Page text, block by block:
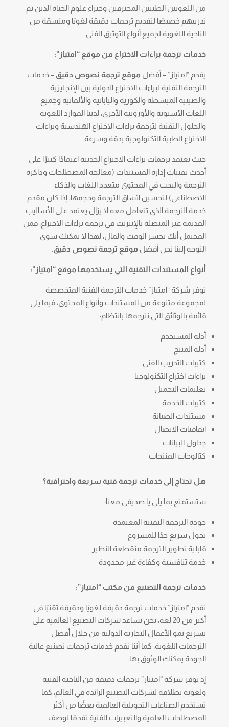
من اللغويين الطبيين المحترفين وخبراء علوم الحياة الذين تم
تدريبهم خصيصًا لتقديم ترجمات دقيقة لغويًا ومتسقة من
الناحية اللغوية لجميع أنواع التوثيق الفني.
خدمات ترجمة براءات الاختراع من موقع “امتياز”:
يقدم “امتياز” – أفضل موقع ترجمة نصوص دقيق – خدمات
الترجمة التقنية لبراءات الاختراع الدولية بين الإنجليزية
والصينية المبسطة والكورية واليابانية والألمانية وجميع
اللغات الآسيوية والأوروبية الأخرى، لدينا الموارد اللغوية
والحلول التقنية لترجمة براءات الاختراع الهندسية وبراءات
الاختراع الطبية التكنولوجية بدقة وسرعة.
حيث تعتمد ترجمات براءات الاختراع الحديثة اعتمادًا كبيرًا على
أحدث تقنيات إدارة المستندات (معالجة المصطلحات وذاكرة
الترجمة والبحث في المحتوى متعدد اللغات والذكاء
الاصطناعي) لتحسين اتساق الترجمة وحجمها، إذا كان مقدم
خدمة الترجمة الذي تتعامل معه لا يزال يعتمد على الأساليب
القديمة غير المتصلة بالإنترنت في ترجمة براءات الاختراع، فمن
المحتمل أنك تخسر الوقت والمال، لهذا لا يمكنك سوى
التوجه إلينا نحن أفضل موقع ترجمة نصوص دقيق.
أنواع المستندات التقنية التي يستخدمها موقع “امتياز”:
توفر شركة “امتياز” خدمات الترجمة الفنية المتخصصة
لمجموعة متنوعة من المستندات وأنواع المحتوى، فيما يلي
قائمة بالوثائق التي نترجمها بانتظام:
أدلة المستخدم
أدلة المنتج
كتيبات التدريب الفني
براءات اختراع التكنولوجيا
تعليمات التحميل
كتيبات الخدمة
مستندات الصيانة
اتفاقيات الاتصال
جداول البيانات
كتالوجات المنتجات
هل تحتاج إلى خدمات ترجمة فنية سريعة واحترافية؟
ستستمتع بما يلي يا صديقي معنا:
جودة الترجمة التقنية المعتمدة
تحول سريع جدًا للمشروع
قابلية تطوير الترجمة منقطعة النظير
خدمة تنافسية وكفاءة غير محدودة
خدمات ترجمة التصنيع من مكتب “امتياز”:
تقدم “امتياز” خدمات ترجمة دقيقة لغويًا ودقيقة تقنيًا في
أكثر من 20 لغة، نحن نساعد شركات التصنيع العالمية على
تسريع نمو الأعمال التجارية الدولية من خلال أفضل
الترجمات اللغوية، كما أننا نقدم خدمات ترجمات تصنيع عالية
الجودة يمكنك الوثوق بها.
إذ توفر شركة “امتياز” ترجمات دقيقة من الناحية الفنية
ولغوية بطلاقة لشركات التصنيع الرائدة في العالم، كما
تستخدم الصناعات التحويلية العالمية بعضًا من أكثر
المصطلحات العلمية والتعبيرات الفنية تقدمًا لوصف